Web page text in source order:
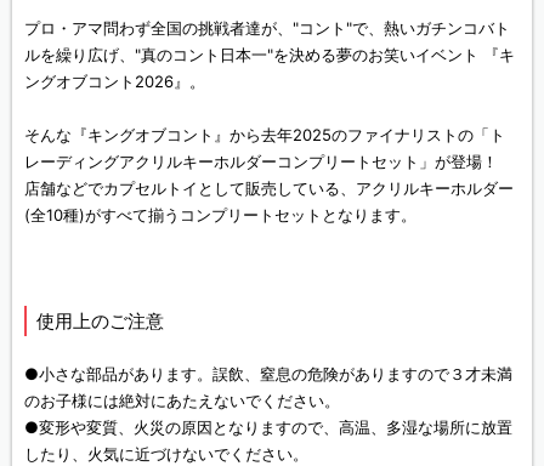
プロ・アマ問わず全国の挑戦者達が、"コント"で、熱いガチンコバト
ルを繰り広げ、"真のコント日本一"を決める夢のお笑いイベント 『キ
ングオブコント2026』。
そんな『キングオブコント』から去年2025のファイナリストの「ト
レーディングアクリルキーホルダーコンプリートセット」が登場！
店舗などでカプセルトイとして販売している、アクリルキーホルダー
(全10種)がすべて揃うコンプリートセットとなります。
使用上のご注意
●小さな部品があります。誤飲、窒息の危険がありますので３才未満
のお子様には絶対にあたえないでください。
●変形や変質、火災の原因となりますので、高温、多湿な場所に放置
したり、火気に近づけないでください。